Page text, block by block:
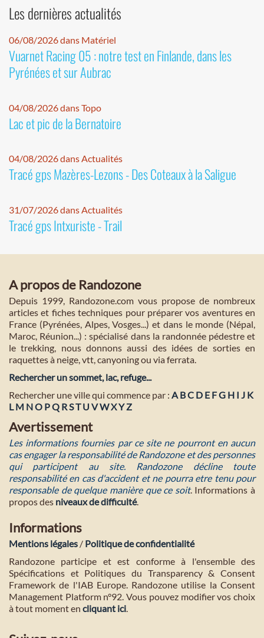
Les dernières actualités
06/08/2026 dans Matériel
Vuarnet Racing 05 : notre test en Finlande, dans les
Pyrénées et sur Aubrac
04/08/2026 dans Topo
Lac et pic de la Bernatoire
04/08/2026 dans Actualités
Tracé gps Mazères-Lezons - Des Coteaux à la Saligue
31/07/2026 dans Actualités
Tracé gps Intxuriste - Trail
A propos de Randozone
Depuis 1999, Randozone.com vous propose de nombreux
articles et fiches techniques pour préparer vos aventures en
France (Pyrénées, Alpes, Vosges...) et dans le monde (Népal,
Maroc, Réunion...) : spécialisé dans la randonnée pédestre et
le trekking, nous donnons aussi des idées de sorties en
raquettes à neige, vtt, canyoning ou via ferrata.
Rechercher un sommet, lac, refuge...
Rechercher une ville qui commence par : A BC D E FG H I J K
L M NO PQ R ST U VWXY Z
Avertissement
Les informations fournies par ce site ne pourront en aucun
cas engager la responsabilité de Randozone et des personnes
qui participent au site. Randozone décline toute
responsabilité en cas d'accident et ne pourra etre tenu pour
responsable de quelque manière que ce soit. Informations à
propos des niveaux de difficulté.
Informations
Mentions légales / Politique de confidentialité
Randozone participe et est conforme à l'ensemble des
Spécifications et Politiques du Transparency & Consent
Framework de l'IAB Europe. Randozone utilise la Consent
Management Platform n°92. Vous pouvez modifier vos choix
à tout moment en cliquant ici